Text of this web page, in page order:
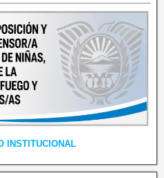
INSTITUCIONAL